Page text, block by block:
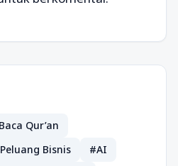
Qur’an
Bisnis
#AI